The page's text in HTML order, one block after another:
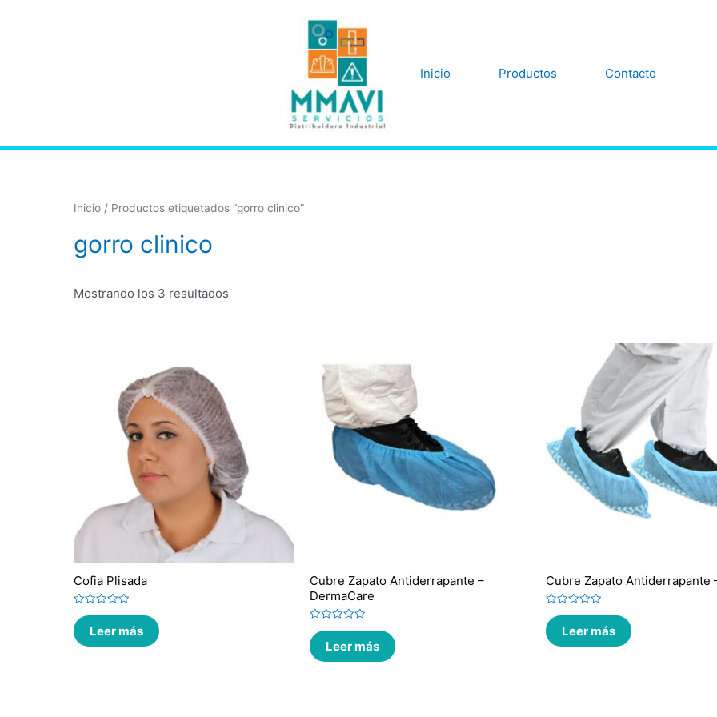
Inicio Productos Contacto
Inicio / Productos etiquetados “gorro clinico”
gorro clinico
Mostrando los 3 resultados
Cofia Plisada
Valorado
en
0
de
Leer más
Cubre Zapato Antiderrapante –
DermaCare
Valorado
en
0
de
Leer más
Cubre Zapato Antiderrapante
Valorado
en
0
de
Leer más